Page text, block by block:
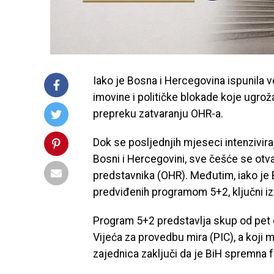
Iako je Bosna i Hercegovina ispunila
imovine i političke blokade koje
prepreku zatvaranju OHR-a.
Dok se posljednjih mjeseci
Bosni i Hercegovini, sve češće se
predstavnika (OHR). Međutim, iako
predviđenih programom 5+2, ključni
Program 5+2 predstavlja skup od
Vijeća za provedbu mira (PIC), a koji
zajednica zaključi da je BiH